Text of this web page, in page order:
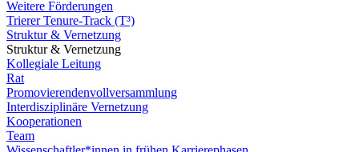
Weitere Förderungen
Trierer Tenure-Track (T³)
Struktur & Vernetzung
Struktur & Vernetzung
Kollegiale Leitung
Rat
Promovierendenvollversammlung
Interdisziplinäre Vernetzung
Kooperationen
Team